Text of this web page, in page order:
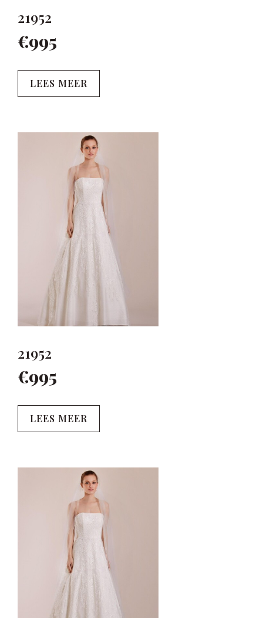
21952
€995
LEES MEER
21952
€995
LEES MEER